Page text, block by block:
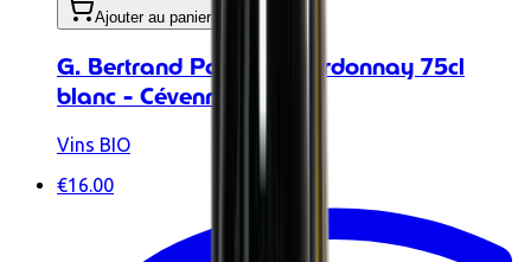
Ajouter au panier
G. Bertrand Pollinat Chardonnay 75cl
blanc - Cévennes IGP
Vins BIO
€16.00